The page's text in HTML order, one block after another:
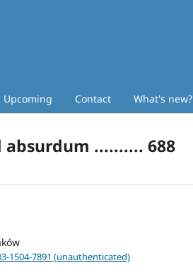
Upcoming Contact What's new?
.......... 688
1504-7891 (unauthenticated)